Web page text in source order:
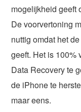
mogelijkheid geeft
De voorvertoning
nuttig omdat het
geeft. Het is 100%
Data Recovery te
de iPhone te
maar eens.